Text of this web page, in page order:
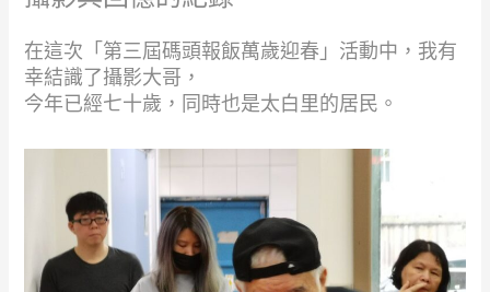
在這次「第三屆碼頭報飯萬歲迎春」活動中，我有
幸結識了攝影大哥，
今年已經七十歲，同時也是太白里的居民。